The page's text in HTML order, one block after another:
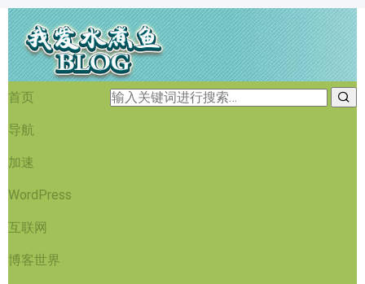
首页
导航
加速
WordPress
互联网
博客世界